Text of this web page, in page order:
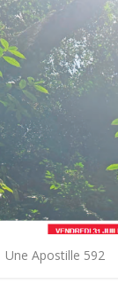
Une Apostille 592